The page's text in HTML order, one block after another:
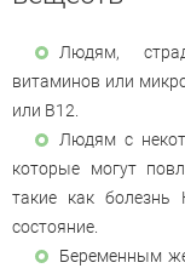
Людям,
витаминов или
или B12.
Людям с
которые могут
такие как болезнь
состояние.
Беременным